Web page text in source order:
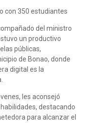
con 350 estudiantes
del ministro
un productivo
públicas,
de Bonao, donde
digital es la
les aconsejó
destacando
para alcanzar el